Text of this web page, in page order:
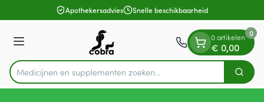
Ga naar de inhoudApothekersadvies Snelle beschikbaarheid
Menu
Product, merk, categorie...
Medicijnen en supplem Zoek
0 artikelen
€ 0,00
0